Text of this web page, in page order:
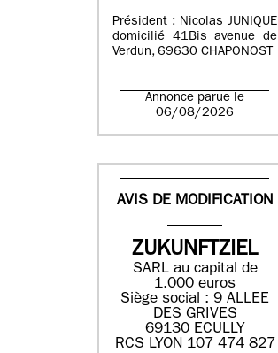
Président : Nicolas JUNIQUE
domicilié 41Bis avenue de
Verdun, 69630 CHAPONOST
Annonce parue le
06/08/2026
AVIS DE MODIFICATION
ZUKUNFTZIEL
SARL au capital de
1.000 euros
Siège social : 9 ALLEE
DES GRIVES
69130 ECULLY
RCS LYON 107 474 827